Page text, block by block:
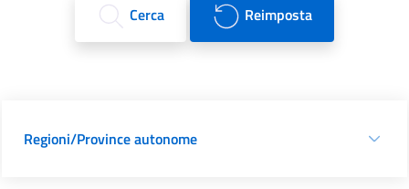
Cerca Reimposta
Regioni/Province autonome